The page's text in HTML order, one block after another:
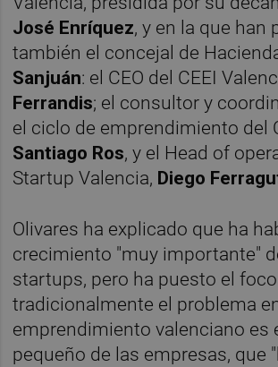
José Enríquez, y en la que han
también el concejal de
Sanjuán: el CEO del CEEI
Ferrandis; el consultor y
el ciclo de emprendimiento del
Santiago Ros, y el Head of
Startup Valencia, Diego
Olivares ha explicado que ha
crecimiento "muy importante"
startups, pero ha puesto el
tradicionalmente el problema
emprendimiento valenciano es
pequeño de las empresas, que